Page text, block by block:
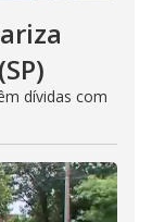
dívidas com